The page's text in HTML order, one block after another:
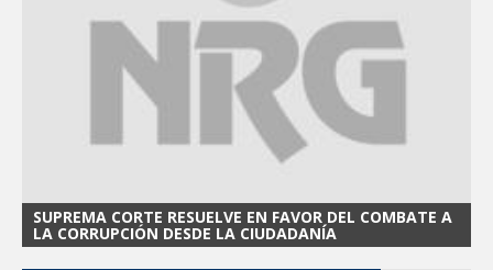
SUPREMA CORTE RESUELVE EN FAVOR DEL COMBATE A
LA CORRUPCIÓN DESDE LA CIUDADANÍA